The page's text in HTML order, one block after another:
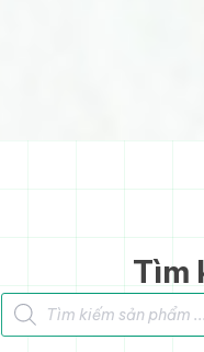
Tìm
Tìm kiếm sản phẩm